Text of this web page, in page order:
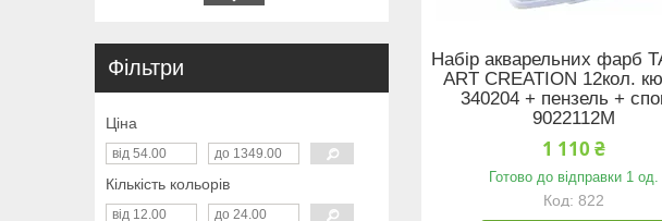
Набір акварельних фарб
ART CREATION 12кол.
340204 + пензель +
9022112M
1 110 ₴
Готово до відправки 1 од.
822
Фільтри
Ціна
Кількість кольорів